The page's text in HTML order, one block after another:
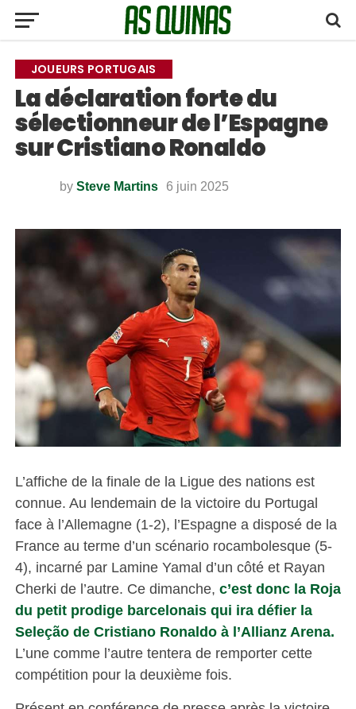
JOUEURS PORTUGAIS
La déclaration forte du
sélectionneur de l’Espagne
sur Cristiano Ronaldo
by Steve Martins 6 juin 2025
L’affiche de la finale de la Ligue des nations est
connue. Au lendemain de la victoire du Portugal
face à l’Allemagne (1-2), l’Espagne a disposé de la
France au terme d’un scénario rocambolesque (5-
4), incarné par Lamine Yamal d’un côté et Rayan
Cherki de l’autre. Ce dimanche, c’est donc la Roja
du petit prodige barcelonais qui ira défier la
Seleção de Cristiano Ronaldo à l’Allianz Arena.
L’une comme l’autre tentera de remporter cette
compétition pour la deuxième fois.